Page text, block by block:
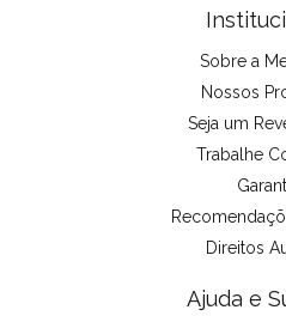
Sobre a
Nossos
Seja um
Trabalhe
Direitos
Ajuda e